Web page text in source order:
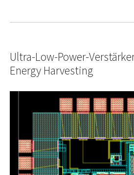
Ultra-Low-Power-
Energy Harvesting